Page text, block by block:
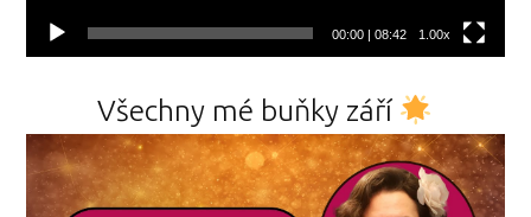
00:00| 08:42 1.00x
Všechny mé buňky září
Video
přehrávač